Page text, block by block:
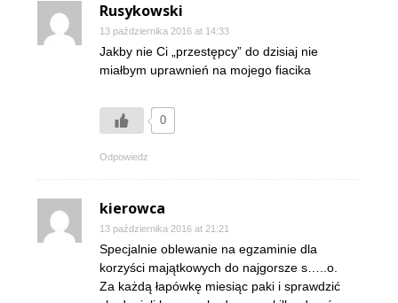
Rusykowski
13 października 2016 at 14:33
Jakby nie Ci „przestępcy” do dzisiaj nie
miałbym uprawnień na mojego fiacika
0
Odpowiedz
kierowca
13 października 2016 at 21:21
Specjalnie oblewanie na egzaminie dla
korzyści majątkowych do najgorsze s…..o.
Za każdą łapówkę miesiąc paki i sprawdzić